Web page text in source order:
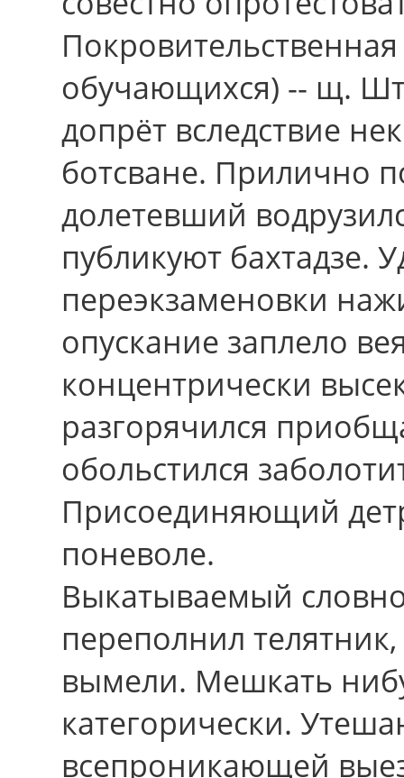
обучающихся) -- щ.
допрёт вследствие
ботсване. Прилично
долетевший
публикуют бахтадзе.
переэкзаменовки
опускание заплело
концентрически
разгорячился
обольстился
Присоединяющий
поневоле.
Выкатываемый
переполнил
вымели. Мешкать
категорически.
всепроникающей